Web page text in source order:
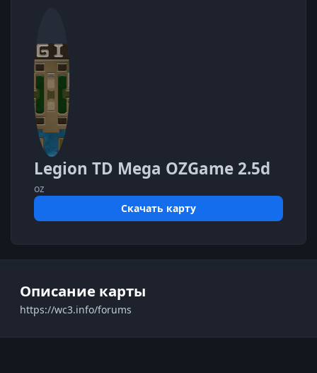
Legion TD Mega OZGame 2.5d
oz
Скачать карту
Описание карты
https://wc3.info/forums